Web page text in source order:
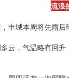
流浪
申城本周将先雨后
云，气温略有回